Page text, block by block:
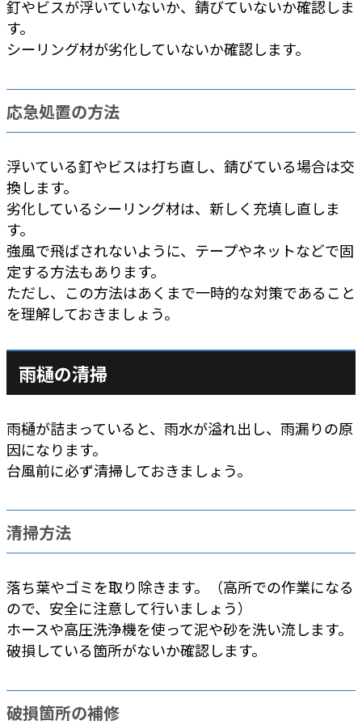
釘やビスが浮いていないか、錆びていないか確認しま
す。
シーリング材が劣化していないか確認します。
応急処置の方法
浮いている釘やビスは打ち直し、錆びている場合は交
換します。
劣化しているシーリング材は、新しく充填し直しま
す。
強風で飛ばされないように、テープやネットなどで固
定する方法もあります。
ただし、この方法はあくまで一時的な対策であること
を理解しておきましょう。
雨樋の清掃
雨樋が詰まっていると、雨水が溢れ出し、雨漏りの原
因になります。
台風前に必ず清掃しておきましょう。
清掃方法
落ち葉やゴミを取り除きます。（高所での作業になる
ので、安全に注意して行いましょう）
ホースや高圧洗浄機を使って泥や砂を洗い流します。
破損している箇所がないか確認します。
破損箇所の補修